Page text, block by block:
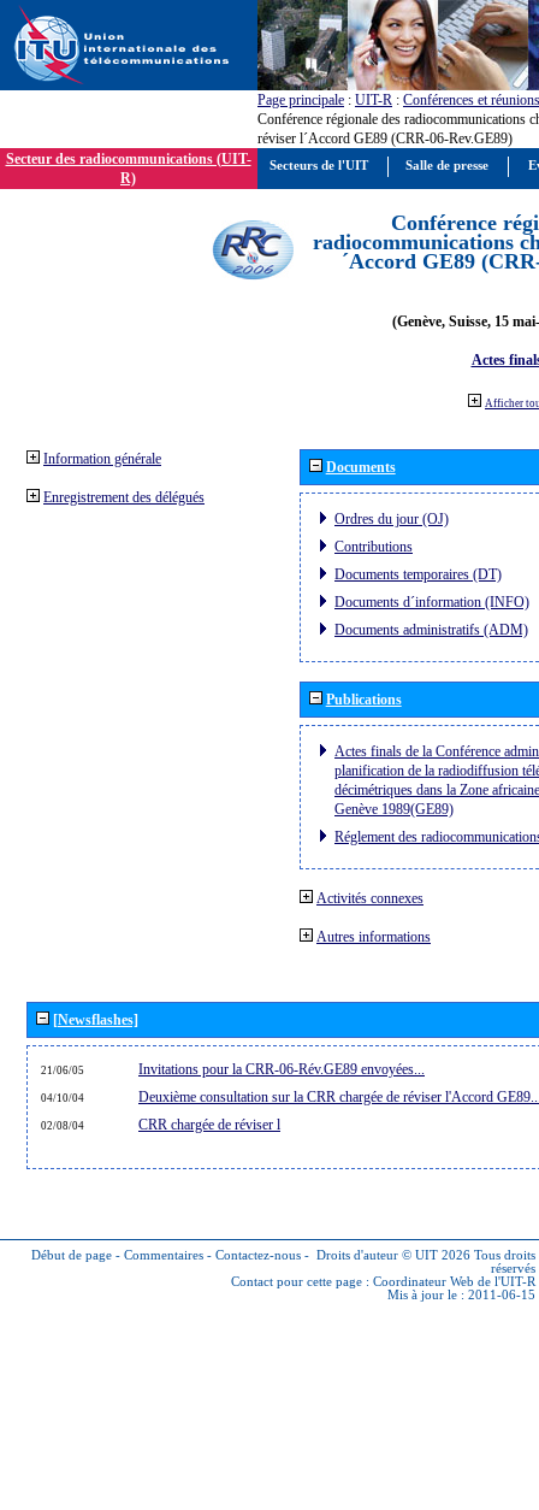
Page principale : UIT-R : Conférences et réunions
Conférence régionale des radiocommunications
réviser l´Accord GE89 (CRR-06-Rev.GE89)
Secteur des radiocommunications (UIT-
R)
Conférence
radiocommunications
´Accord GE89
(Genève, Suisse, 15
Actes
Afficher
Information générale
Enregistrement des délégués
Documents
Ordres du jour (OJ)
Contributions
Documents temporaires (DT)
Documents d´information (INFO)
Documents administratifs (ADM)
Publications
Actes finals de la Conférence
planification de la radiodiffusion
décimétriques dans la Zone
Genève 1989(GE89)
Réglement des
Activités connexes
Autres informations
[Newsflashes]
21/06/05 Invitations pour la CRR-06-Rév.GE89 envoyées...
04/10/04 Deuxième consultation sur la CRR chargée de réviser l'Accord
02/08/04 CRR chargée de réviser l
Début de page - Commentaires - Contactez-nous - Droits d'auteur © UIT 2026 Tous droits
réservés
Contact pour cette page : Coordinateur Web de l'UIT-R
Mis à jour le : 2011-06-15
Secteurs de l'UIT Salle de presse